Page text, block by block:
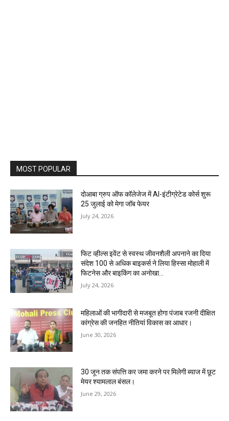
MOST POPULAR
दोआबा ग्रुप ऑफ कॉलेजेज में AI-इंटीग्रेटेड कोर्स शुरू
25 जुलाई को मेगा जॉब फेयर
July 24, 2026
फिट व्हील्स इवेंट से स्वस्थ जीवनशैली अपनाने का दिया
संदेश 100 से अधिक बाइकर्स ने लिया हिस्सा मोहाली में
फिटनेस और बाइकिंग का अनोखा...
July 24, 2026
महिलाओं की भागीदारी से मजबूत होगा पंजाब रजनी दीक्षित
कांग्रेस की जनहित नीतियां विकास का आधार।
June 30, 2026
30 जून तक संपत्ति कर जमा करने पर मिलेगी ब्याज में छूट
मेयर श्यामलाल बंसल।
June 29, 2026